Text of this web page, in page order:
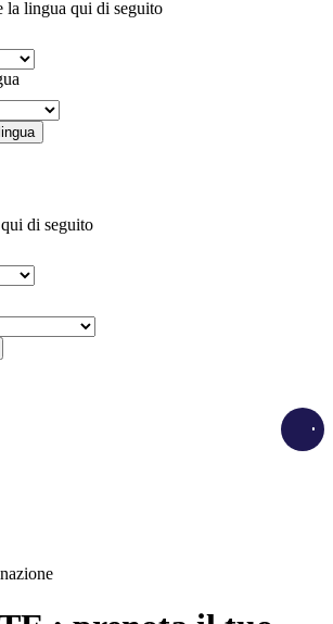
la lingua qui di seguito
di seguito